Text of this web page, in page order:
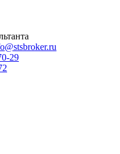
29